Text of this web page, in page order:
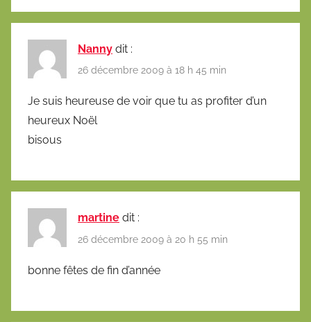
Nanny dit :
26 décembre 2009 à 18 h 45 min
Je suis heureuse de voir que tu as profiter d’un
heureux Noël
bisous
martine dit :
26 décembre 2009 à 20 h 55 min
bonne fêtes de fin d’année